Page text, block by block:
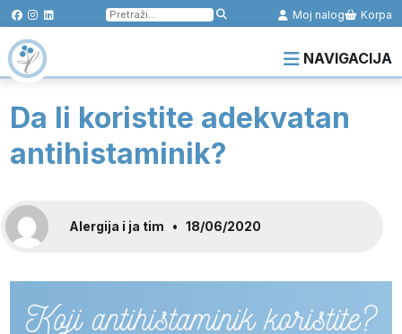
Pretraga
za:
Moj nalog Korpa
NAVIGACIJA
Da li koristite adekvatan
antihistaminik?
Alergija i ja tim •18/06/2020